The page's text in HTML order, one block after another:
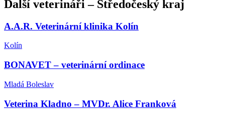
Další veterináři – Středočeský kraj
A.A.R. Veterinární klinika Kolín
Kolín
BONAVET – veterinární ordinace
Mladá Boleslav
Veterina Kladno – MVDr. Alice Franková